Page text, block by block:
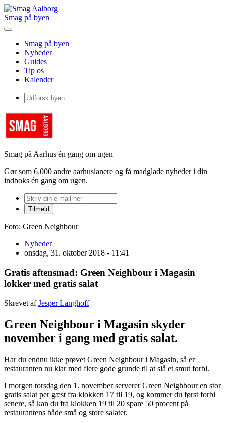
Smag på byen
Smag på byen
Nyheder
Guides
Tip os
Kalender
Smag på Aarhus én gang om ugen
Gør som 6.000 andre aarhusianere og få madglade nyheder i din
indboks én gang om ugen.
Foto: Green Neighbour
Nyheder
onsdag, 31. oktober 2018 - 11:41
Gratis aftensmad: Green Neighbour i Magasin
lokker med gratis salat
Skrevet afJesper Langhoff
Green Neighbour i Magasin skyder
november i gang med gratis salat.
Har du endnu ikke prøvet Green Neighbour i Magasin, så er
restauranten nu klar med flere gode grunde til at slå et smut forbi.
I morgen torsdag den 1. november serverer Green Neighbour en stor
gratis salat per gæst fra klokken 17 til 19, og kommer du først forbi
senere, så kan du fra klokken 19 til 20 spare 50 procent på
restaurantens både små og store salater.